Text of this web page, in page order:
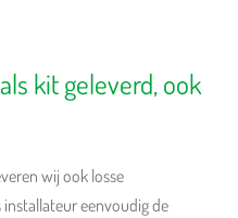
kit geleverd, ook
wij ook losse
eenvoudig de